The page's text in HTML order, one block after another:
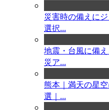
災害時の備えに
選択...
地震・台風に備
災ア...
熊本｜満天の星
選｜...